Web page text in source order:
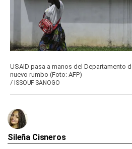
USAID pasa a manos del Departamento
nuevo rumbo (Foto: AFP)
/ ISSOUF SANOGO
Sileña Cisneros